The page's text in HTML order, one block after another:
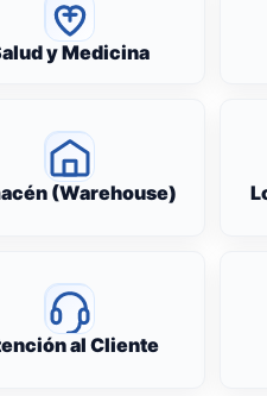
y Medicina
(Warehouse)
al Cliente